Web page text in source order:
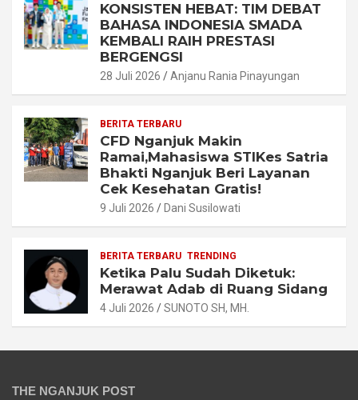
KONSISTEN HEBAT: TIM DEBAT
BAHASA INDONESIA SMADA
KEMBALI RAIH PRESTASI
BERGENGSI
28 Juli 2026 Anjanu Rania Pinayungan
BERITA TERBARU
CFD Nganjuk Makin
Ramai,Mahasiswa STIKes Satria
Bhakti Nganjuk Beri Layanan
Cek Kesehatan Gratis!
9 Juli 2026 Dani Susilowati
BERITA TERBARU TRENDING
Ketika Palu Sudah Diketuk:
Merawat Adab di Ruang Sidang
4 Juli 2026 SUNOTO SH, MH.
THE NGANJUK POST